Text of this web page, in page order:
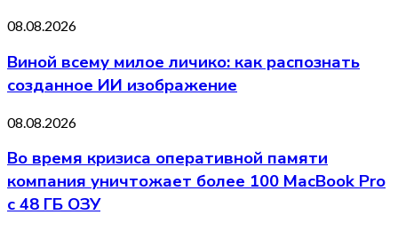
08.08.2026
Виной всему милое личико: как распознать
созданное ИИ изображение
08.08.2026
Во время кризиса оперативной памяти
компания уничтожает более 100 MacBook Pro
с 48 ГБ ОЗУ